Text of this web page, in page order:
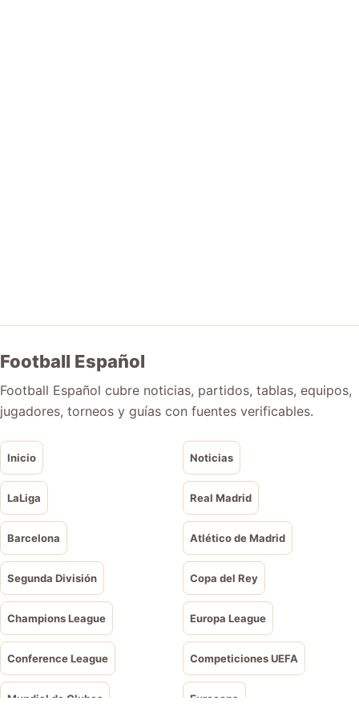
Football Español
Football Español cubre noticias, partidos, tablas, equipos,
jugadores, torneos y guías con fuentes verificables.
Inicio Noticias
LaLiga Real Madrid
Barcelona Atlético de Madrid
Segunda División Copa del Rey
Champions League Europa League
Conference League Competiciones UEFA
Mundial de Clubes Eurocopa